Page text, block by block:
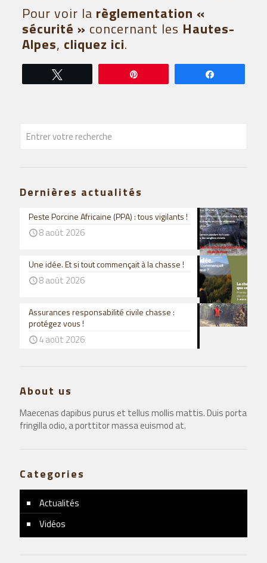
Pour voir la règlementation «
sécurité » concernant les Hautes-
Alpes, cliquez ici.
Dernières actualités
Peste Porcine Africaine (PPA) : tous vigilants !
8 août 2026
Une idée. Et si tout commençait à la chasse !
8 août 2026
Assurances responsabilité civile chasse :
protégez vous !
4 août 2026
About us
Maecenas dapibus purus et tellus mollis mattis. Duis porta
fringilla odio, a porttitor massa euismod at.
Categories
Actualités
Vidéos